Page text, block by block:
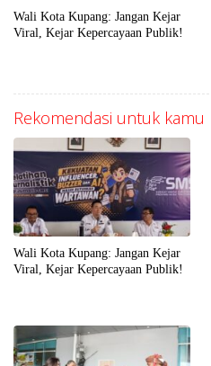
Wali Kota Kupang: Jangan Kejar
Viral, Kejar Kepercayaan Publik!
Rekomendasi untuk kamu
Wali Kota Kupang: Jangan Kejar
Viral, Kejar Kepercayaan Publik!